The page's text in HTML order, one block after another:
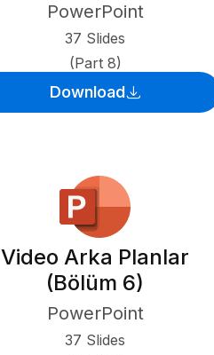
PowerPoint
37 Slides
(Part 8)
Download
Video Arka Planlar
(Bölüm 6)
PowerPoint
37 Slides